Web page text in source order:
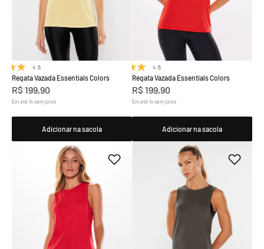
4.6
Regata Vazada Essentials Colors
R$199,90
Em até1xsem juros
Adicionar na sacola
4.6
Regata Vazada Essentials Colors
R$199,90
Em até1xsem juros
Adicionar na sacola